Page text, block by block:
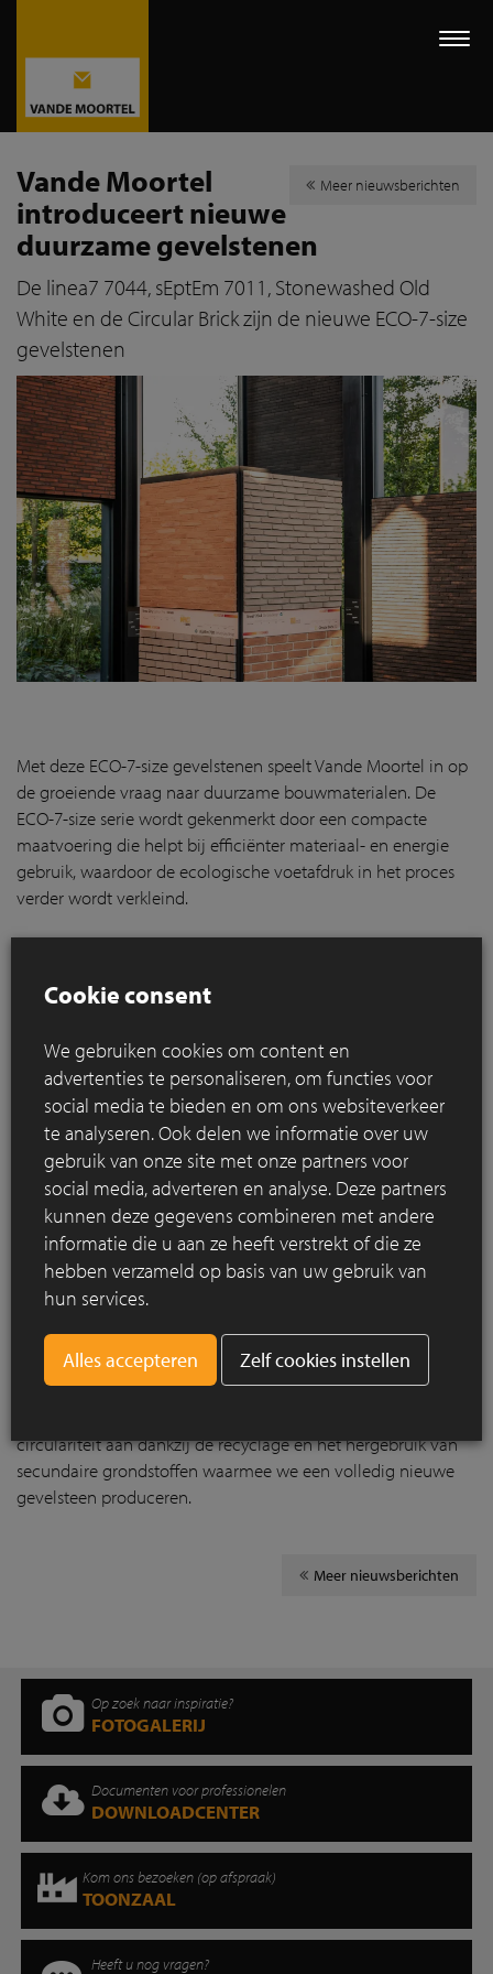
Meer nieuwsberichten
Vande Moortel
introduceert nieuwe
duurzame gevelstenen
De linea7 7044, sEptEm 7011, Stonewashed Old
White en de Circular Brick zijn de nieuwe ECO-7-size
gevelstenen
Met deze ECO-7-size gevelstenen speelt Vande Moortel in op
de groeiende vraag naar duurzame bouwmaterialen. De
ECO-7-size serie wordt gekenmerkt door een compacte
maatvoering die helpt bij efficiënter materiaal- en energie
gebruik, waardoor de ecologische voetafdruk in het proces
verder wordt verkleind.
linea7 7044
sEptEm 7011
2 nieuwe beige grijs genuanceerde ecologische
vormbakstenen.
Stonewashed Old White
De Stonewashed gevelsteen is zeer licht getrommeld en vol
cementlaag en zo zijn lichte kleur verkrijgt.
Circular Brick (brickZ)
circulariteit aan dankzij de recyclage en het hergebruik van
secundaire grondstoffen waarmee we een volledig nieuwe
gevelsteen produceren.
Meer nieuwsberichten
Op zoek naar inspiratie?
FOTOGALERIJ
Documenten voor professionelen
DOWNLOADCENTER
Kom ons bezoeken (op afspraak)
TOONZAAL
Heeft u nog vragen?
Cookie consent
We gebruiken cookies om content en
advertenties te personaliseren, om functies voor
social media te bieden en om ons websiteverkeer
te analyseren. Ook delen we informatie over uw
gebruik van onze site met onze partners voor
social media, adverteren en analyse. Deze partners
kunnen deze gegevens combineren met andere
informatie die u aan ze heeft verstrekt of die ze
hebben verzameld op basis van uw gebruik van
hun services.
Zelf cookies instellen